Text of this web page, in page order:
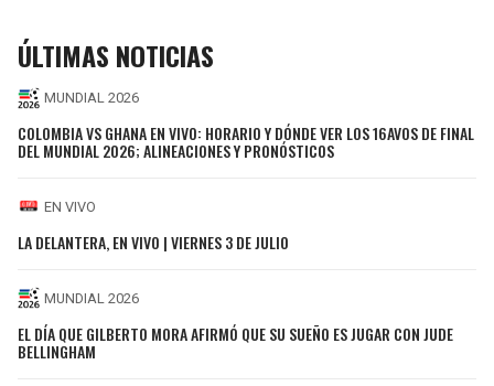
ÚLTIMAS NOTICIAS
MUNDIAL 2026
COLOMBIA VS GHANA EN VIVO: HORARIO Y DÓNDE VER LOS 16AVOS DE FINAL
DEL MUNDIAL 2026; ALINEACIONES Y PRONÓSTICOS
EN VIVO
LA DELANTERA, EN VIVO | VIERNES 3 DE JULIO
MUNDIAL 2026
EL DÍA QUE GILBERTO MORA AFIRMÓ QUE SU SUEÑO ES JUGAR CON JUDE
BELLINGHAM